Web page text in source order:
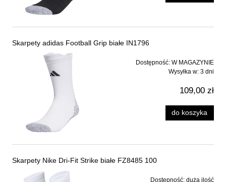
Skarpety adidas Football Grip białe IN1796
Dostępność: W MAGAZYNIE
Wysyłka w: 3 dni
109,00 zł
do koszyka
Skarpety Nike Dri-Fit Strike białe FZ8485 100
Dostępność: duża ilość